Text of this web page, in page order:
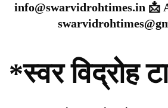
info@swarvidrohtimes.in 📩
*स्वर विद्रोह